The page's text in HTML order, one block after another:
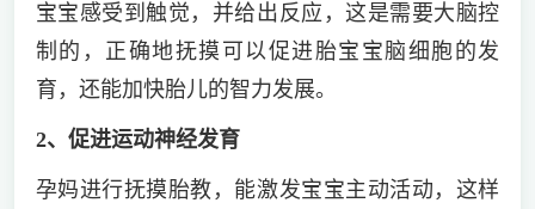
宝宝感受到触觉，并给出反应，这是需要大脑控
制的，正确地抚摸可以促进胎宝宝脑细胞的发
育，还能加快胎儿的智力发展。
2、促进运动神经发育
孕妈进行抚摸胎教，能激发宝宝主动活动，这样